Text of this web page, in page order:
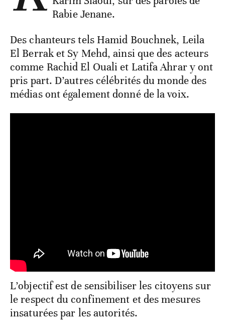
Rabie Jenane.
Des chanteurs tels Hamid Bouchnek, Leila
El Berrak et Sy Mehd, ainsi que des acteurs
comme Rachid El Ouali et Latifa Ahrar y ont
pris part. D’autres célébrités du monde des
médias ont également donné de la voix.
L’objectif est de sensibiliser les citoyens sur
le respect du confinement et des mesures
insaturées par les autorités.